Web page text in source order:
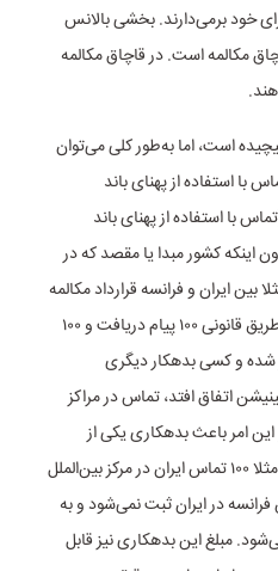
خود بر‌می‌دارند. بخشی بالانس
مکالمه است. در قاچاق مکالمه
است، اما به‌طور کلی می‌توان
استفاده از پهنای باند
با استفاده از پهنای باند
اینکه کشور مبدا یا مقصد که در
بین ایران و فرانسه قرارداد مکالمه
بین‌الملل برقرار است. زمانی که از طریق قانونی ۱۰۰ پیام دریافت و ۱۰۰
شده و کسی بدهکار دیگری
اتفاق افتد، تماس در مراکز
امر باعث بدهکاری یکی از
طرفین می‌شود. به این صورت که مثلا ۱۰۰ تماس ایران در مرکز بین‌الملل
می‌شود، اما ۱۰۰ تماس فرانسه در ایران ثبت نمی‌شود و به
مبلغ این بدهکاری نیز قابل